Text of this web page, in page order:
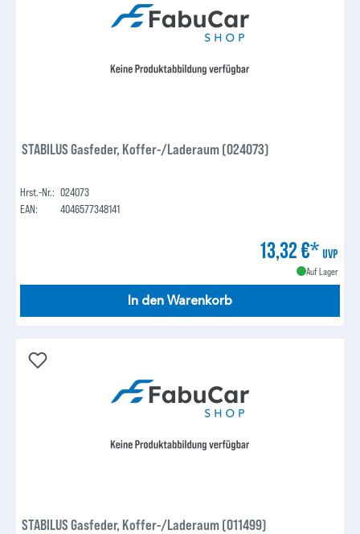
STABILUS Gasfeder, Koffer-/Laderaum (024073)
Hrst.-Nr.: 024073
EAN:
4046577348141
13,32 €* UVP
Auf Lager
In den Warenkorb
STABILUS Gasfeder, Koffer-/Laderaum (011499)